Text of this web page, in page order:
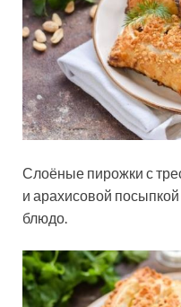
Слоёные пирожки с
и арахисовой
блюдо.